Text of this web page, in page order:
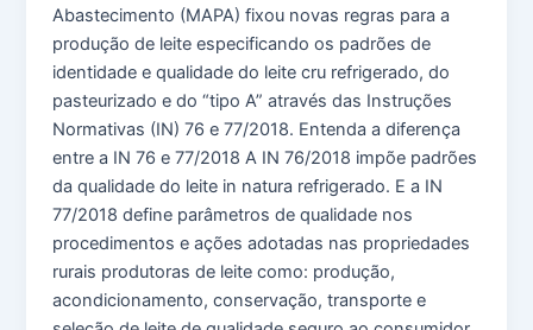
Abastecimento (MAPA) fixou novas regras para a
produção de leite especificando os padrões de
identidade e qualidade do leite cru refrigerado, do
pasteurizado e do “tipo A” através das Instruções
Normativas (IN) 76 e 77/2018. Entenda a diferença
entre a IN 76 e 77/2018 A IN 76/2018 impõe padrões
da qualidade do leite in natura refrigerado. E a IN
77/2018 define parâmetros de qualidade nos
procedimentos e ações adotadas nas propriedades
rurais produtoras de leite como: produção,
acondicionamento, conservação, transporte e